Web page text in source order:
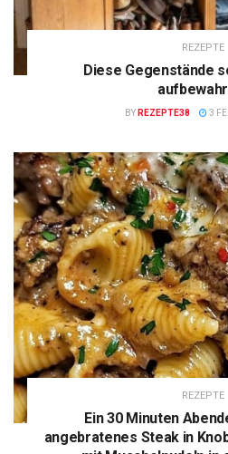
REZEPTE
Diese Gegenstände
BY REZEPTE38 3
REZEPTE
Ein 30 Minuten
angebratenes Steak in